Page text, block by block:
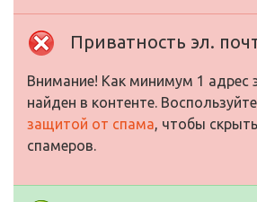
Приватность эл.
Внимание! Как минимум 1 адрес
найден в контенте.
защитой от спама, чтобы
спамеров.